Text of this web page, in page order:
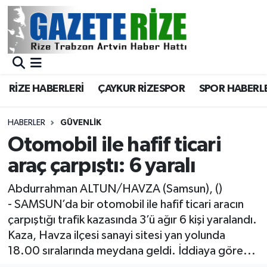
RİZE HABERLERİ ÇAYKUR RİZESPOR SPOR
HABERLER GÜVENLIK
Otomobil ile hafif ticari
araç çarpıştı: 6 yaralı
Abdurrahman ALTUN/HAVZA (Samsun), ()
- SAMSUN’da bir otomobil ile hafif ticari aracın
çarpıştığı trafik kazasında 3’ü ağır 6 kişi yaralandı.
Kaza, Havza ilçesi sanayi sitesi yan yolunda
18.00 sıralarında meydana geldi. İddiaya göre...
BÖLGEMİZ
Asayiş
Rize Jandarma Komutanlığı
Bilim Teknoloji
Advertising news
Canlı Maç
Merkez Nöbetçi Eczaneler
Merkez Trafik Yoğunluk Haritası
Süper Lig Puan Durumu ve Fikstür
Tüm Manşetler
Son Dakika Haberleri
Haber Arşivi